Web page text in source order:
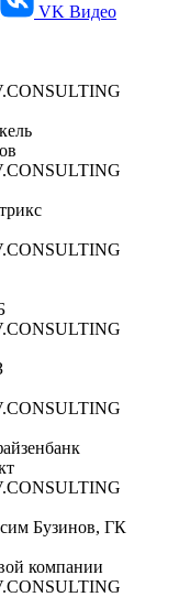
VK Видео
Бузинов, ГК
компании